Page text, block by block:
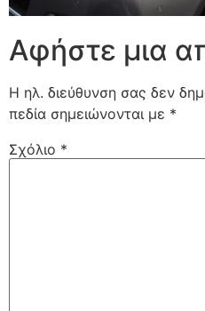
Αφήστε μια
Η ηλ. διεύθυνση σας δεν
πεδία σημειώνονται με *
Σχόλιο *